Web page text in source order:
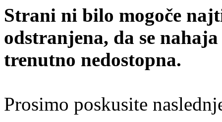
Strani ni bilo mogoče
odstranjena, da se
trenutno nedostopna.
Prosimo poskusite